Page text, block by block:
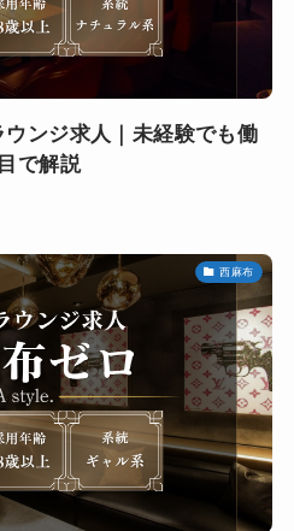
ンジ求人｜未経験でも働
で解説
西麻布